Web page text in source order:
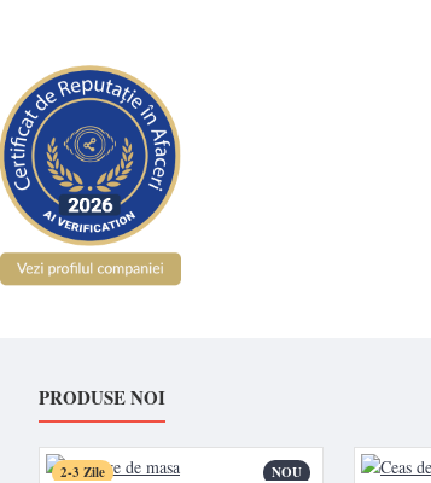
PRODUSE NOI
NOU
2-3 Zile